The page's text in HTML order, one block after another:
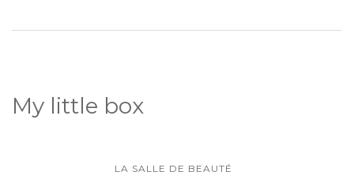
My little box
LA SALLE DE BEAUTÉ